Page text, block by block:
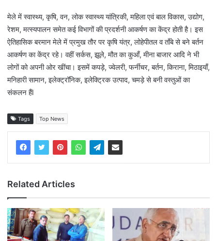
मेले में स्वास्थ्य, कृषि, वन, लोक स्वास्थ्य यांत्रिकी, महिला एवं बाल विकास, उद्योग,
रेशम, मत्स्यपालन समेत कई विभागों की प्रदर्शनी आकर्षण का केंद्र होती है। इस
ऐतिहासिक बरमान मेले में प्रमुख तौर पर कृषि यंत्र, लोहेपीतल व ताँबे से बने बर्तन
आकर्षण का केंद्र रहे। वहीं सर्कस, झूले, मौत का कुआँ, मीना बाजार आदि ने भी
लोगों को अपनी ओर खींचा। इसमें कपड़े, ज्वेलरी, फर्नीचर, बर्तन, किराना, मिठाइयाँ,
मनिहारी सामान, इलेक्ट्रॉनिक, इलेक्ट्रिक उत्पाद, चमड़े से बनी वस्तुओं का
संकलन हैंl
Tags Top News
Related Articles